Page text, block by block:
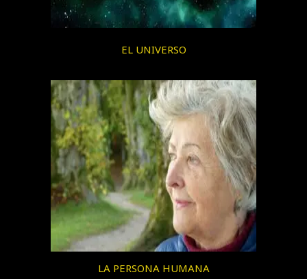
EL UNIVERSO
LA PERSONA HUMANA